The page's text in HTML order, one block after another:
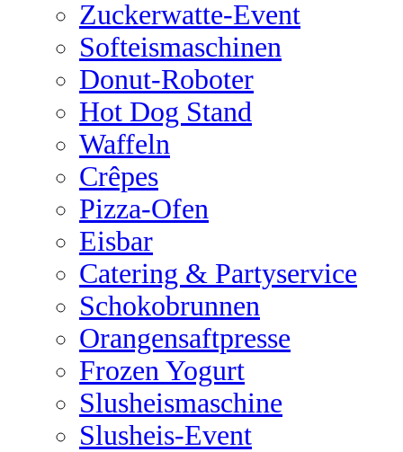
Zuckerwatte-Event
Softeismaschinen
Donut-Roboter
Hot Dog Stand
Waffeln
Crêpes
Pizza-Ofen
Eisbar
Catering & Partyservice
Schokobrunnen
Orangensaftpresse
Frozen Yogurt
Slusheismaschine
Slusheis-Event